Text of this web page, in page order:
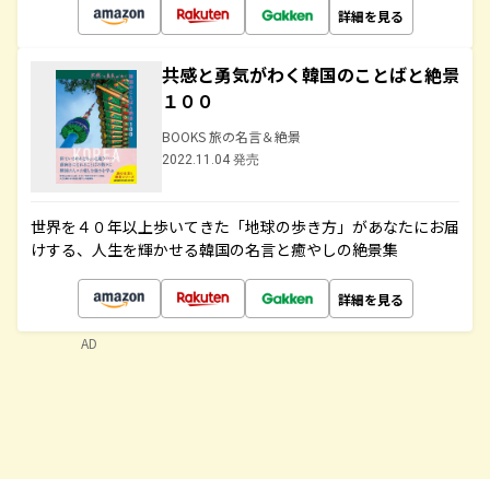
詳細を見る
共感と勇気がわく韓国のことばと絶景
１００
BOOKS 旅の名言＆絶景
2022.11.04 発売
世界を４０年以上歩いてきた「地球の歩き方」があなたにお届
けする、人生を輝かせる韓国の名言と癒やしの絶景集
詳細を見る
AD